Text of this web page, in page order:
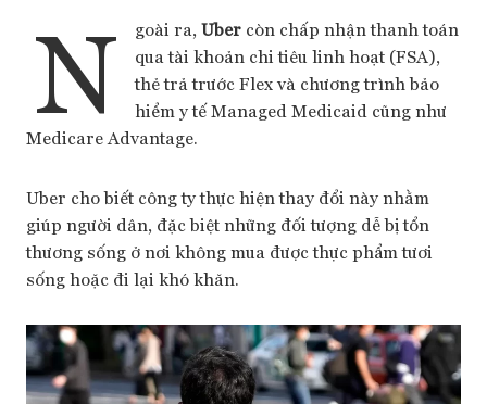
N goài ra, Ubercòn chấp nhận thanh toán
qua tài khoản chi tiêu linh hoạt (FSA),
thẻ trả trước Flex và chương trình bảo
hiểm y tế Managed Medicaid cũng như
Medicare Advantage.
Uber cho biết công ty thực hiện thay đổi này nhằm
giúp người dân, đặc biệt những đối tượng dễ bị tổn
thương sống ở nơi không mua được thực phẩm tươi
sống hoặc đi lại khó khăn.